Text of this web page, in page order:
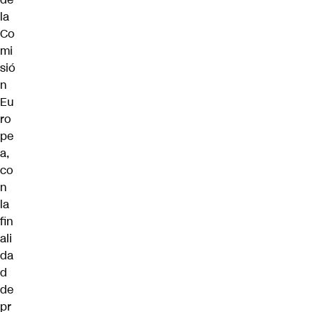
la
Co
mi
sió
n
Eu
ro
pe
a,
co
n
la
fin
ali
da
d
de
pr